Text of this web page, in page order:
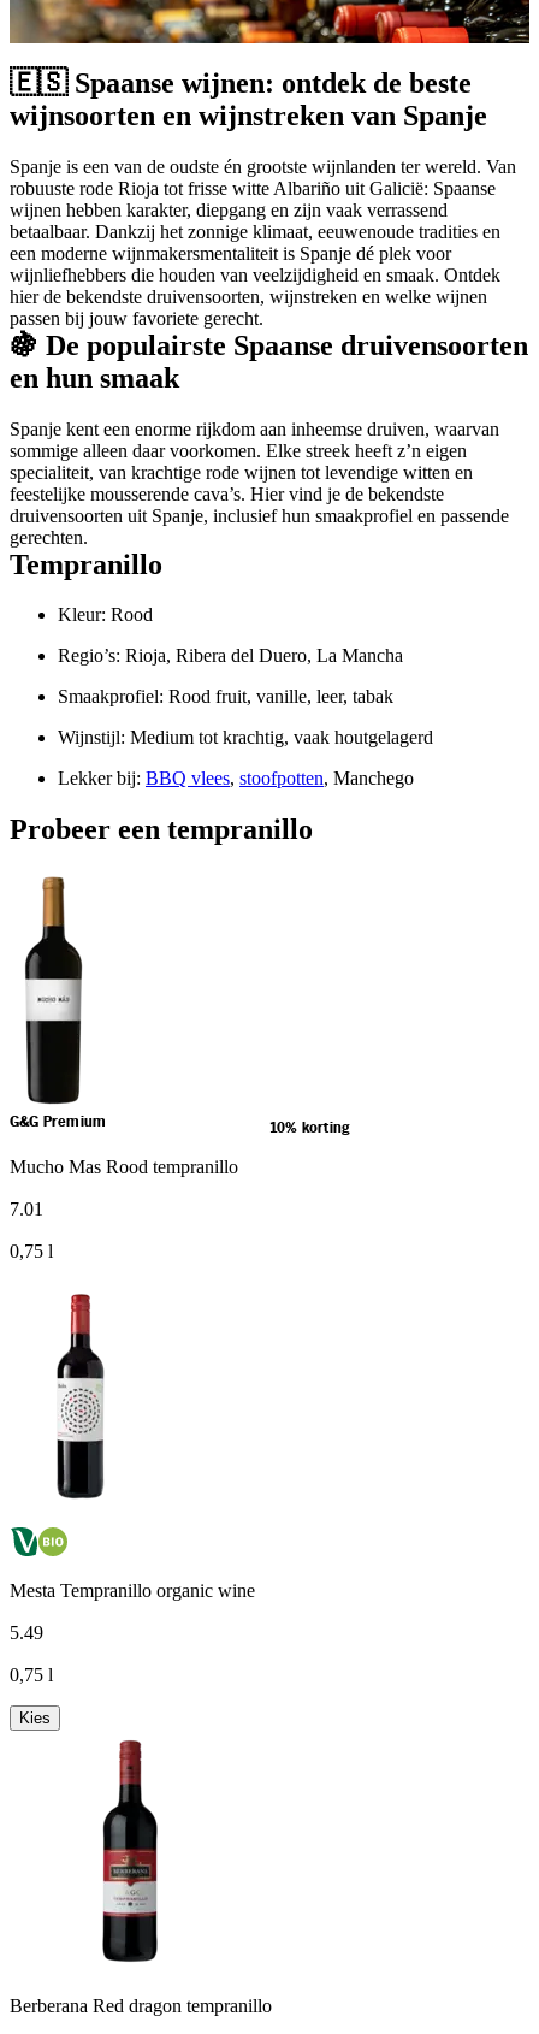
🇪🇸 Spaanse wijnen: ontdek de beste
wijnsoorten en wijnstreken van Spanje
Spanje is een van de oudste én grootste wijnlanden ter wereld. Van
robuuste rode Rioja tot frisse witte Albariño uit Galicië: Spaanse
wijnen hebben karakter, diepgang en zijn vaak verrassend
betaalbaar. Dankzij het zonnige klimaat, eeuwenoude tradities en
een moderne wijnmakersmentaliteit is Spanje dé plek voor
wijnliefhebbers die houden van veelzijdigheid en smaak. Ontdek
hier de bekendste druivensoorten, wijnstreken en welke wijnen
passen bij jouw favoriete gerecht.
🍇 De populairste Spaanse druivensoorten
en hun smaak
Spanje kent een enorme rijkdom aan inheemse druiven, waarvan
sommige alleen daar voorkomen. Elke streek heeft z’n eigen
specialiteit, van krachtige rode wijnen tot levendige witten en
feestelijke mousserende cava’s. Hier vind je de bekendste
druivensoorten uit Spanje, inclusief hun smaakprofiel en passende
gerechten.
Tempranillo
Kleur: Rood
Regio’s: Rioja, Ribera del Duero, La Mancha
Smaakprofiel: Rood fruit, vanille, leer, tabak
Wijnstijl: Medium tot krachtig, vaak houtgelagerd
Lekker bij: BBQ vlees, stoofpotten, Manchego
Probeer een tempranillo
G&G Premium 10% korting
Mucho Mas Rood tempranillo
7.01
0,75 l
Mesta Tempranillo organic wine
5.49
0,75 l
Kies
Berberana Red dragon tempranillo